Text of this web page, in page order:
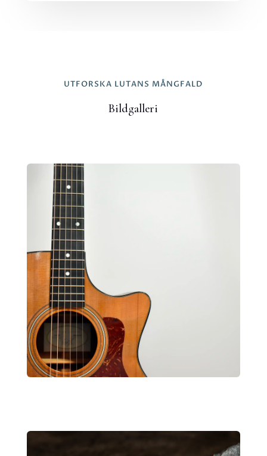
UTFORSKA LUTANS MÅNGFALD
Bildgalleri